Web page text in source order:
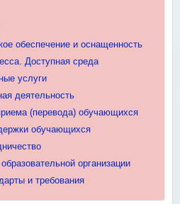
обеспечение и оснащенность
Доступная среда
услуги
деятельность
(перевода) обучающихся
обучающихся
организации
и требования